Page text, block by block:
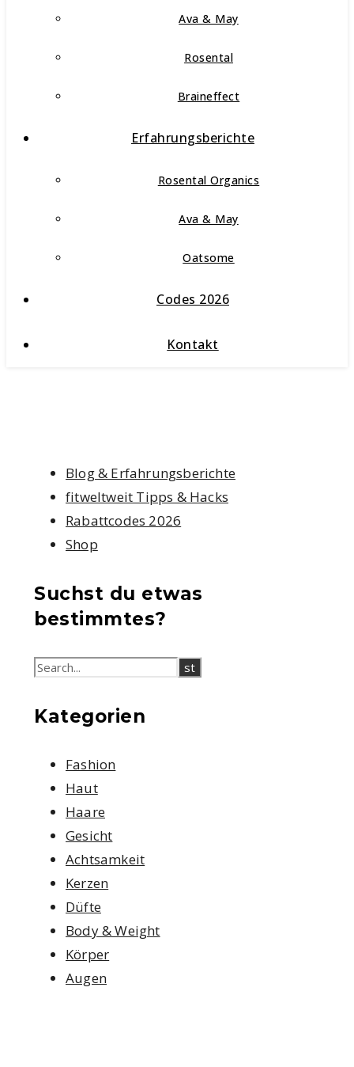
Ava & May
Rosental
Braineffect
Erfahrungsberichte
Rosental Organics
Ava & May
Oatsome
Codes 2026
Kontakt
Blog & Erfahrungsberichte
fitweltweit Tipps & Hacks
Rabattcodes 2026
Shop
Suchst du etwas
bestimmtes?
Kategorien
Fashion
Haut
Haare
Gesicht
Achtsamkeit
Kerzen
Düfte
Body & Weight
Körper
Augen